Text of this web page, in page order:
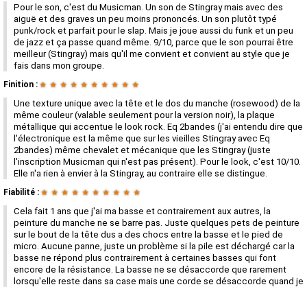
Pour le son, c'est du Musicman. Un son de Stingray mais avec des
aiguë et des graves un peu moins prononcés. Un son plutôt typé
punk/rock et parfait pour le slap. Mais je joue aussi du funk et un peu
de jazz et ça passe quand même. 9/10, parce que le son pourrai être
meilleur (Stingray) mais qu'il me convient et convient au style que je
fais dans mon groupe.
Finition : ★ ★ ★ ★ ★ ★ ★ ★ ★ ★
Une texture unique avec la tête et le dos du manche (rosewood) de la
même couleur (valable seulement pour la version noir), la plaque
métallique qui accentue le look rock. Eq 2bandes (j'ai entendu dire que
l'électronique est la même que sur les vieilles Stingray avec Eq
2bandes) même chevalet et mécanique que les Stingray (juste
l'inscription Musicman qui n'est pas présent). Pour le look, c'est 10/10.
Elle n'a rien à envier à la Stingray, au contraire elle se distingue.
Fiabilité : ★ ★ ★ ★ ★ ★ ★ ★ ★ ★
Cela fait 1 ans que j'ai ma basse et contrairement aux autres, la
peinture du manche ne se barre pas. Juste quelques pets de peinture
sur le bout de la tête dus a des chocs entre la basse et le pied de
micro. Aucune panne, juste un problème si la pile est déchargé car la
basse ne répond plus contrairement à certaines basses qui font
encore de la résistance. La basse ne se désaccorde que rarement
lorsqu'elle reste dans sa case mais une corde se désaccorde quand je